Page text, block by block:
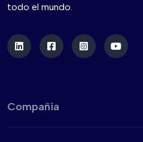
todo el mundo.
Compañía